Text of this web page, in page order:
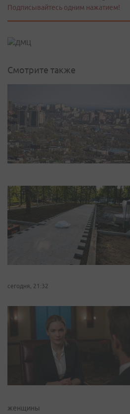
Подписывайтесь одним нажатием!
Смотрите также
сегодня, 21:32
женщины